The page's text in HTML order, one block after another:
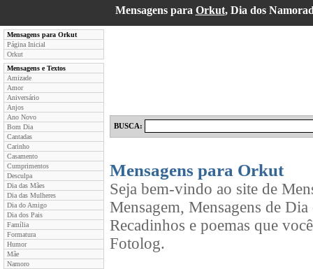
Mensagens para Orkut, Dia dos
Mensagens para Orkut
Página Inicial
Orkut
Mensagens e Textos
Amizade
Amor
Aniversário
Anjos
Ano Novo
Bom Dia
Cantadas
Carinho
Casamento
Cumprimentos
Desculpa
Dia das Mães
Dia das Mulheres
Dia do Amigo
Dia dos Pais
Família
Formatura
Humor
Mãe
Namoro
BUSCA:
Mensagens para Orkut
Seja bem-vindo ao site de
Mensagem, Mensagens de
Recadinhos e poemas que
Fotolog.